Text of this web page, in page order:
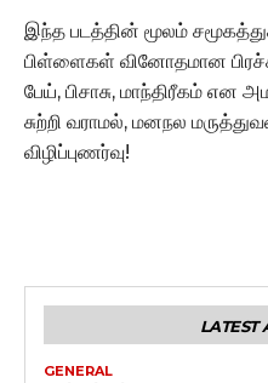
இந்த படத்தின் மூலம்
பிள்ளைகள் வினோதமான
பேய், பிசாசு, மாந்திரீகம்
சுற்றி வராமல், மனநல
விழிப்புணர்வு!
LATEST
GENERAL